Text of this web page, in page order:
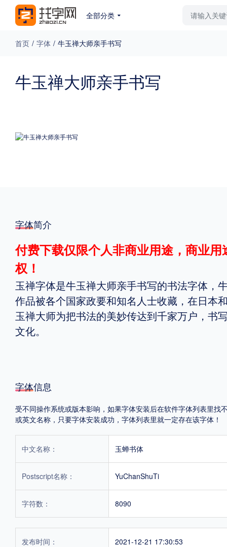
全部分类
免费下载 收费下载 更多
格式
.TTF
地区
中国大陆
字体新闻 字体文章 字体程序 字体人物 字体网站
首页 / 字体 / 牛玉禅大师亲手书写
牛玉禅大师亲手书写
字体简介
付费下载仅限个人非商业用途，商业
权！
玉禅字体是牛玉禅大师亲手书写的书法字体，
作品被各个国家政要和知名人士收藏，在日本
玉禅大师为把书法的美妙传达到千家万户，书
文化。
字体信息
受不同操作系统或版本影响，如果字体安装后在软件字体列表里
或英文名称，只要字体安装成功，字体列表里就一定存在该字体！
中文名称： 玉蝉书体
Postscript名称： YuChanShuTi
字符数： 8090
发布时间： 2021-12-21 17:30:53